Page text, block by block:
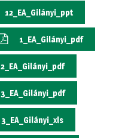
12_EA_Gilányi_ppt
1_EA_Gilányi_pdf
2_EA_Gilányi_pdf
3_EA_Gilányi_pdf
3_EA_Gilányi_xls